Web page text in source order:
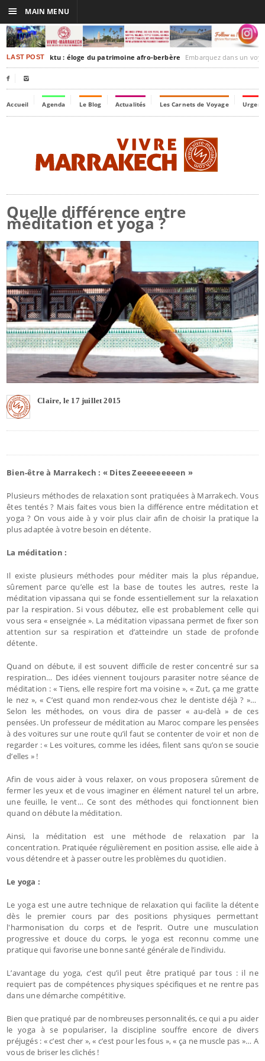
LAST POSTTimbuktu : éloge du patrimoine afro-berbère Embarquez dans un voyage culturel dans le
 
Accueil Agenda Le Blog Actualités Les Carnets de Voyage
Quelle différence entre
méditation et yoga ?
Claire, le 17 juillet 2015
Bien-être à Marrakech : « Dites Zeeeeeeeeen »
Plusieurs méthodes de relaxation sont pratiquées à Marrakech. Vous
êtes tentés ? Mais faites vous bien la différence entre méditation et
yoga ? On vous aide à y voir plus clair afin de choisir la pratique la
plus adaptée à votre besoin en détente.
La méditation :
Il existe plusieurs méthodes pour méditer mais la plus répandue,
sûrement parce qu’elle est la base de toutes les autres, reste la
méditation vipassana qui se fonde essentiellement sur la relaxation
par la respiration. Si vous débutez, elle est probablement celle qui
vous sera « enseignée ». La méditation vipassana permet de fixer son
attention sur sa respiration et d’atteindre un stade de profonde
détente.
Quand on débute, il est souvent difficile de rester concentré sur sa
respiration… Des idées viennent toujours parasiter notre séance de
méditation : « Tiens, elle respire fort ma voisine », « Zut, ça me gratte
le nez », « C’est quand mon rendez-vous chez le dentiste déjà ? »…
Selon les méthodes, on vous dira de passer « au-delà » de ces
pensées. Un professeur de méditation au Maroc compare les pensées
à des voitures sur une route qu’il faut se contenter de voir et non de
regarder : « Les voitures, comme les idées, filent sans qu’on se soucie
d’elles » !
Afin de vous aider à vous relaxer, on vous proposera sûrement de
fermer les yeux et de vous imaginer en élément naturel tel un arbre,
une feuille, le vent… Ce sont des méthodes qui fonctionnent bien
quand on débute la méditation.
Ainsi, la méditation est une méthode de relaxation par la
concentration. Pratiquée régulièrement en position assise, elle aide à
vous détendre et à passer outre les problèmes du quotidien.
Le yoga :
Le yoga est une autre technique de relaxation qui facilite la détente
dès le premier cours par des positions physiques permettant
l'harmonisation du corps et de l’esprit. Outre une musculation
progressive et douce du corps, le yoga est reconnu comme une
pratique qui favorise une bonne santé générale de l’individu.
L’avantage du yoga, c’est qu’il peut être pratiqué par tous : il ne
requiert pas de compétences physiques spécifiques et ne rentre pas
dans une démarche compétitive.
Bien que pratiqué par de nombreuses personnalités, ce qui a pu aider
le yoga à se populariser, la discipline souffre encore de divers
préjugés : « c’est cher », « c’est pour les fous », « ça ne muscle pas »… A
vous de briser les clichés !
☰ MAIN MENU